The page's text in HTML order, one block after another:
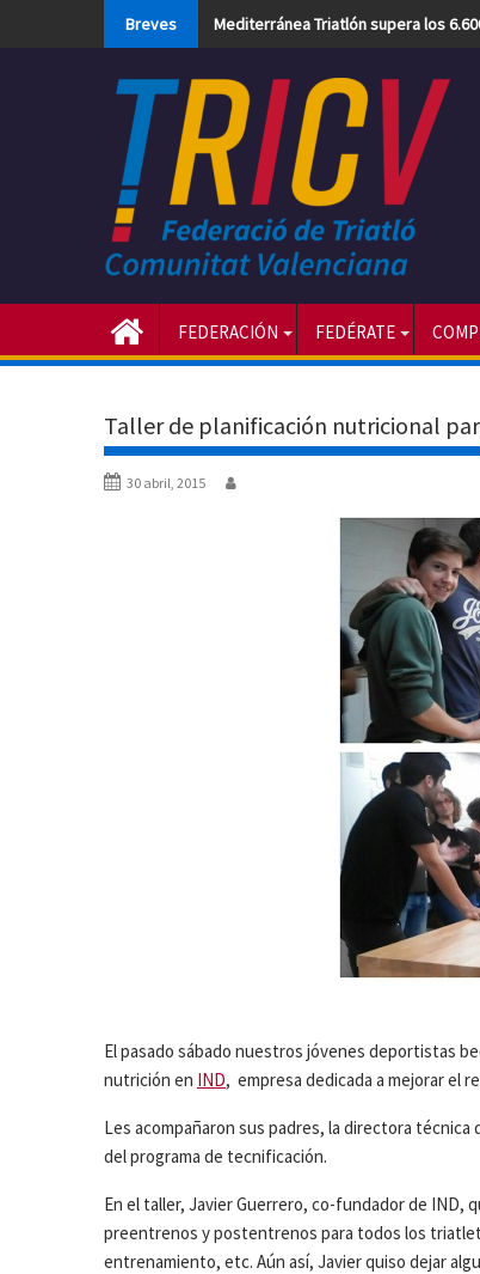
Breves Mediterránea Triatlón supera los
FEDERACIÓN FEDÉRATE
Taller de planificación nutricional
30 abril, 2015
El pasado sábado nuestros jóvenes deportistas
nutrición en IND, empresa dedicada a mejorar el
Les acompañaron sus padres, la directora
del programa de tecnificación.
En el taller, Javier Guerrero, co-fundador de IND,
preentrenos y postentrenos para todos los
entrenamiento, etc. Aún así, Javier quiso dejar